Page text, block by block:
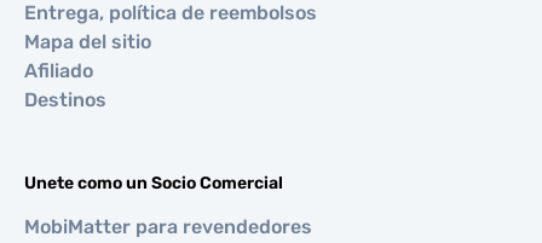
Entrega, política de reembolsos
Mapa del sitio
Afiliado
Destinos
Unete como un Socio Comercial
MobiMatter para revendedores